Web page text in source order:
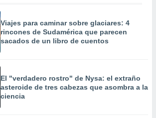
Viajes para caminar sobre glaciares: 4
rincones de Sudamérica que parecen
sacados de un libro de cuentos
El "verdadero rostro" de Nysa: el extraño
asteroide de tres cabezas que asombra a la
ciencia